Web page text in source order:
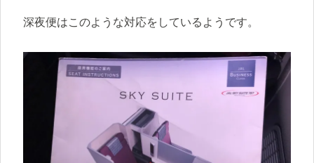
深夜便はこのような対応をしているようです。